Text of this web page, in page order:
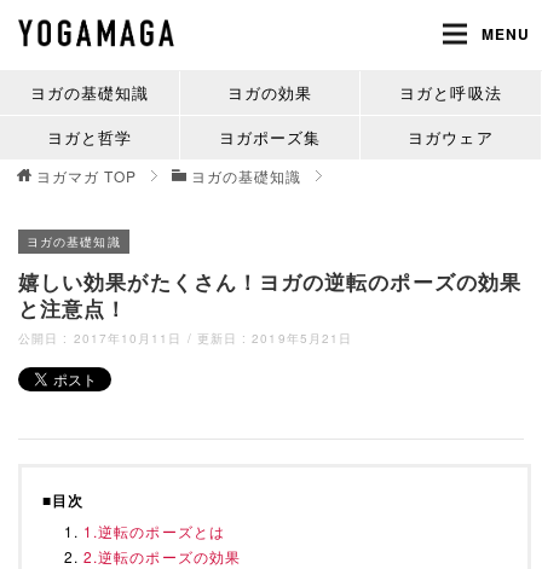
MENU
ヨガの基礎知識 ヨガの効果
ヨガと呼吸法
ヨガと哲学
ヨガポーズ集 ヨガウェア
ヨガマガ TOP ヨガの基礎知識
ヨガの基礎知識
嬉しい効果がたくさん！ヨガの逆転のポーズの効果
と注意点！
公開日 : 2017年10月11日 / 更新日 : 2019年5月21日
■目次
1.逆転のポーズとは
2.逆転のポーズの効果